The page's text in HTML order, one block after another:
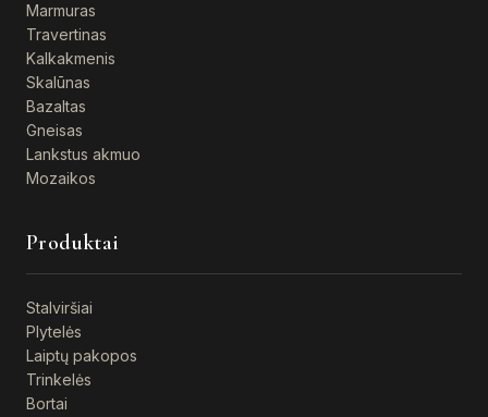
Marmuras
Travertinas
Kalkakmenis
Skalūnas
Bazaltas
Gneisas
Lankstus akmuo
Mozaikos
Produktai
Stalviršiai
Plytelės
Laiptų pakopos
Trinkelės
Bortai